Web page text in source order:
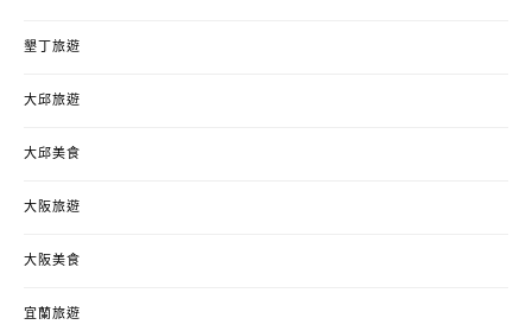
墾丁旅遊
大邱旅遊
大邱美食
大阪旅遊
大阪美食
宜蘭旅遊